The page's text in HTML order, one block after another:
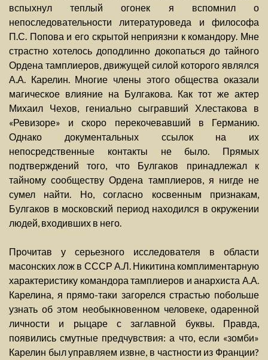
вспыхнул теплый огонек я вспомнил о
непоследовательности литературоведа и философа
П.С. Попова и его скрытой неприязни к командору. Мне
страстно хотелось доподлинно докопаться до тайного
Ордена тамплиеров, движущей силой которого являлся
А.А. Карелин. Многие члены этого общества оказали
магическое влияние на Булгакова. Как тот же актер
Михаил Чехов, гениально сыгравший Хлестакова в
«Ревизоре» и скоро перекочевавший в Германию.
Однако документальных ссылок на их
непосредственные контакты не было. Прямых
подтверждений того, что Булгаков принадлежал к
тайному сообществу Ордена тамплиеров, я нигде не
сумел найти. Но, согласно косвенным признакам,
Булгаков в московский период находился в окружении
людей, входивших в него.
Прочитав у серьезного исследователя в области
масонских лож в СССР А.Л. Никитина комплиментарную
характеристику командора тамплиеров и анархиста А.А.
Карелина, я прямо-таки загорелся страстью побольше
узнать об этом необыкновенном человеке, одаренной
личности и рыцаре с заглавной буквы. Правда,
появились смутные предчувствия: а что, если «зомби»
Карелин был управляем извне, в частности из Франции?